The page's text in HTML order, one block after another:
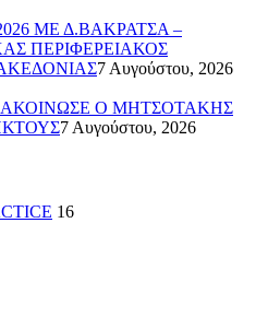
ΜΕ Δ.ΒΑΚΡΑΤΣΑ –
ΠΕΡΙΦΕΡΕΙΑΚΟΣ
7 Αυγούστου, 2026
Ο ΜΗΤΣΟΤΑΚΗΣ
7 Αυγούστου, 2026
16